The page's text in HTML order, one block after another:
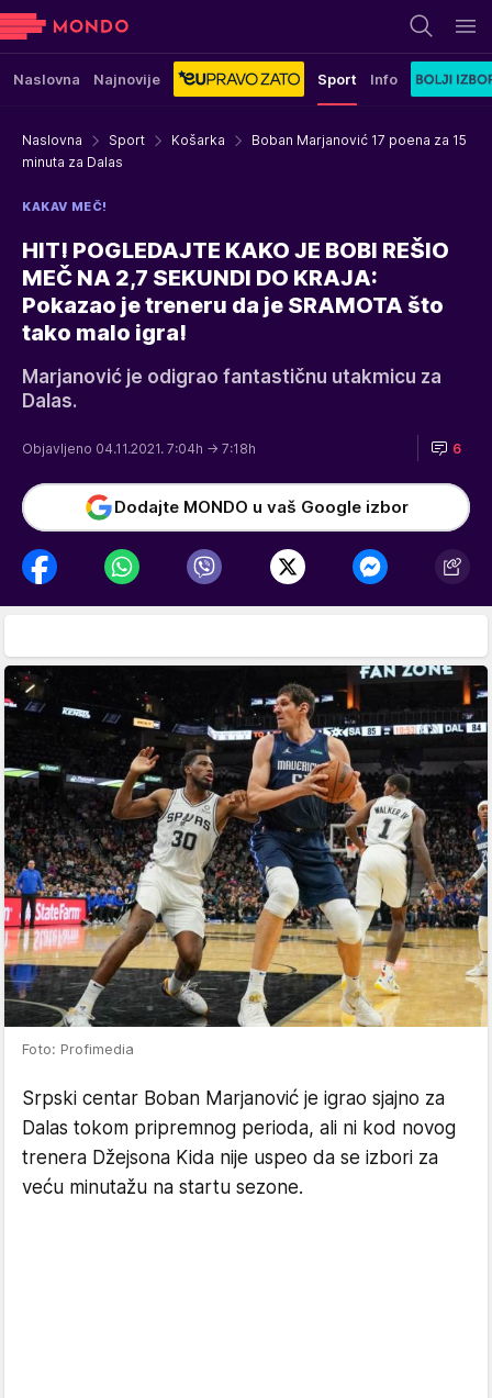
Naslovna Najnovije Sport Info
Naslovna Sport Košarka
Boban Marjanović 17 poena za 15
minuta za Dalas
KAKAV MEČ!
HIT! POGLEDAJTE KAKO JE BOBI REŠIO
MEČ NA 2,7 SEKUNDI DO KRAJA:
Pokazao je treneru da je SRAMOTA što
tako malo igra!
Marjanović je odigrao fantastičnu utakmicu za
Dalas.
Objavljeno 04.11.2021. 7:04h → 7:18h 6
Dodajte MONDO u vaš Google izbor
Foto: Profimedia
Srpski centar Boban Marjanović je igrao sjajno za
Dalas tokom pripremnog perioda, ali ni kod novog
trenera Džejsona Kida nije uspeo da se izbori za
veću minutažu na startu sezone.